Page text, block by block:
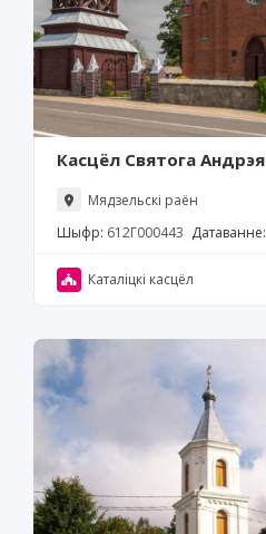
Касцёл Святога Андрэя
Мядзельскі раён
Шыфр: 612Г000443 Датаванне:
Каталіцкі касцёл